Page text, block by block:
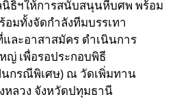
ธิฯให้การสนับสนุนหีบศพ พร้อม
มทั้งจัดกำลังทีมบรรเทา
ละอาสาสมัคร ดำเนินการ
ญ่ เพื่อรอประกอบพิธี
นกรณีพิเศษ) ณ วัดเพิ่มทาน
หลวง จังหวัดปทุมธานี